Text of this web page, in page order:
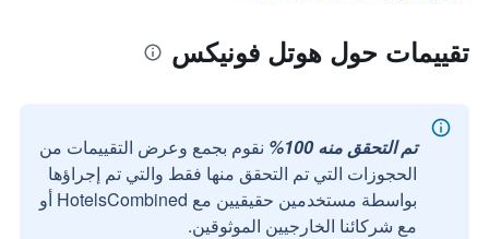
تقييمات حول هوتل فونيكس
تم التحقق منه 100%
نقوم بجمع وعرض التقييمات من
الحجوزات التي تم التحقق منها فقط والتي تم إجراؤها
بواسطة مستخدمين حقيقيين مع HotelsCombined أو
مع شركائنا الخارجيين الموثوقين.